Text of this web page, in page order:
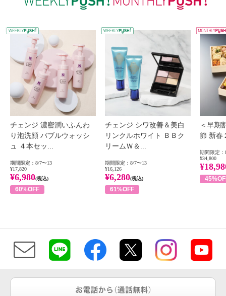
WEEKLY PUSH
チェンジ 濃密潤いふんわ
り泡洗顔 バブルウォッシ
ュ ４本セッ...
期間限定：8/7〜13
¥17,820
¥6,980(税込)
60%OFF
チェンジ シワ改善＆美白
リンクルホワイト ＢＢク
リームＷ＆...
期間限定：8/7〜13
¥16,126
¥6,280(税込)
61%OFF
＜早期
節 新春
期間限定：
¥34,800